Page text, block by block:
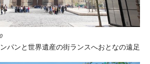
パンと世界遺産の街ランスへおとなの遠足